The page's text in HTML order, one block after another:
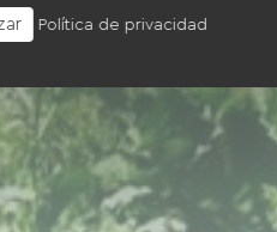
Política de privacidad